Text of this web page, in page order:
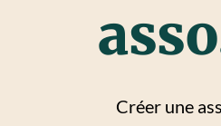
Créer une